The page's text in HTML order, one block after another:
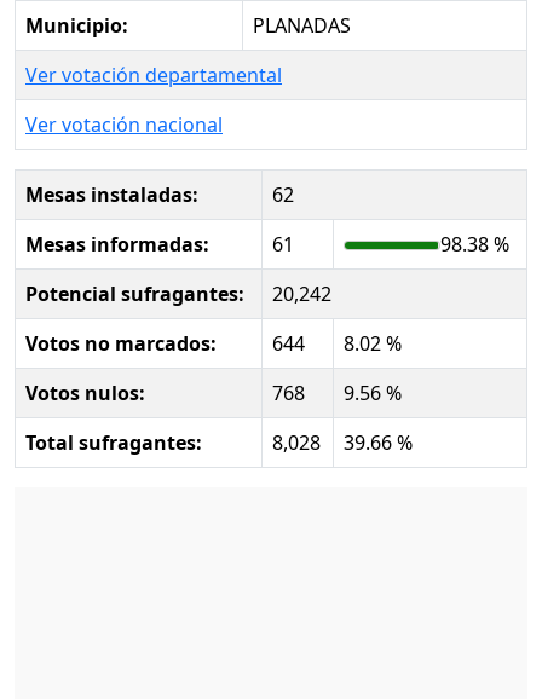
Municipio:
PLANADAS
Ver votación departamental
Ver votación nacional
Mesas instaladas:
62
Mesas informadas:
61
98.38 %
Potencial sufragantes:
20,242
Votos no marcados:
644
8.02 %
Votos nulos:
768
9.56 %
Total sufragantes:
8,028 39.66 %